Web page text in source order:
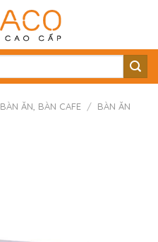
BÀN ĂN, BÀN CAFE / BÀN ĂN